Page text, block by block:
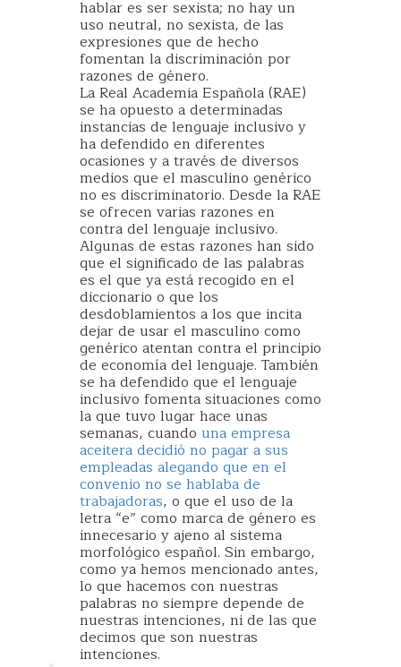
hablar es ser sexista; no hay un
uso neutral, no sexista, de las
expresiones que de hecho
fomentan la discriminación por
razones de género.
La Real Academia Española (RAE)
se ha opuesto a determinadas
instancias de lenguaje inclusivo y
ha defendido en diferentes
ocasiones y a través de diversos
medios que el masculino genérico
no es discriminatorio. Desde la RAE
se ofrecen varias razones en
contra del lenguaje inclusivo.
Algunas de estas razones han sido
que el significado de las palabras
es el que ya está recogido en el
diccionario o que los
desdoblamientos a los que incita
dejar de usar el masculino como
genérico atentan contra el principio
de economía del lenguaje. También
se ha defendido que el lenguaje
inclusivo fomenta situaciones como
la que tuvo lugar hace unas
semanas, cuando una empresa
aceitera decidió no pagar a sus
empleadas alegando que en el
convenio no se hablaba de
trabajadoras, o que el uso de la
letra “e” como marca de género es
innecesario y ajeno al sistema
morfológico español. Sin embargo,
como ya hemos mencionado antes,
lo que hacemos con nuestras
palabras no siempre depende de
nuestras intenciones, ni de las que
decimos que son nuestras
intenciones.